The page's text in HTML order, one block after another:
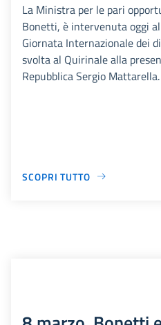
La Ministra per le pari
Bonetti, è intervenuta oggi
Giornata Internazionale dei
svolta al Quirinale alla
Repubblica Sergio Mattarella.
SCOPRI TUTTO